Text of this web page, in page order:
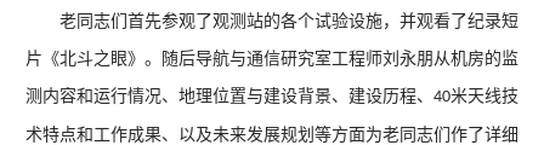
老同志们首先参观了观测站的各个试验设施，并观看了纪录短
片《北斗之眼》。随后导航与通信研究室工程师刘永朋从机房的监
测内容和运行情况、地理位置与建设背景、建设历程、 40米天线技
术特点和工作成果、以及未来发展规划等方面为老同志们作了详细